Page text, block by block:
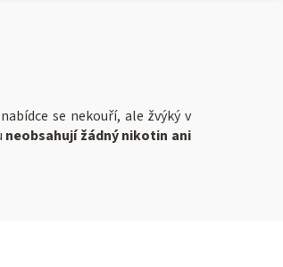
se nekouří, ale žvýký v
neobsahují žádný nikotin ani